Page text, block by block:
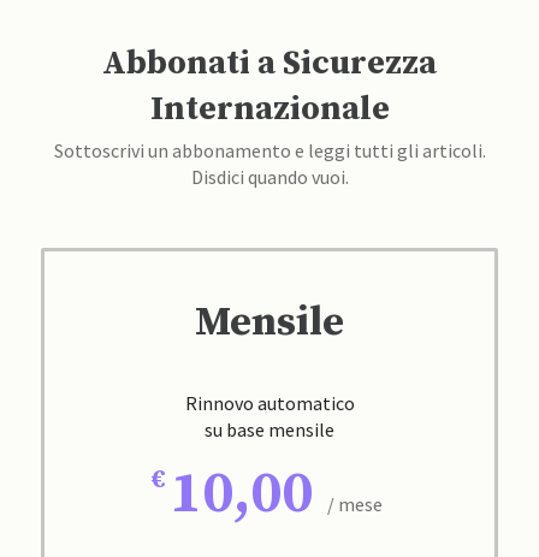
Abbonati a Sicurezza
Internazionale
Sottoscrivi un abbonamento e leggi tutti gli articoli.
Disdici quando vuoi.
Mensile
Rinnovo automatico
su base mensile
10,00 / mese